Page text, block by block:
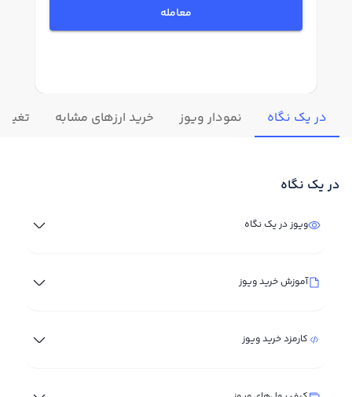
معامله
در یک نگاه نمودار ویوز خرید ارزهای مشابه
در یک نگاه
ویوز در یک نگاه
آموزش خرید ویوز
کارمزد خرید ویوز